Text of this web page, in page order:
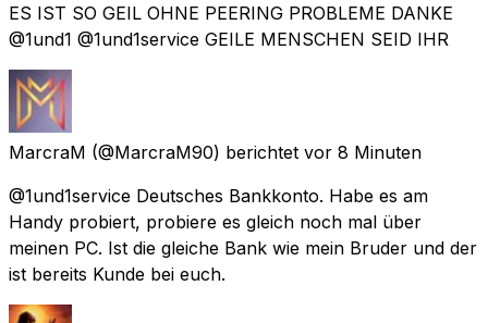
ES IST SO GEIL OHNE PEERING PROBLEME DANKE
@1und1 @1und1service GEILE MENSCHEN SEID IHR
MarcraM (@MarcraM90) berichtet vor 8 Minuten
@1und1service Deutsches Bankkonto. Habe es am
Handy probiert, probiere es gleich noch mal über
meinen PC. Ist die gleiche Bank wie mein Bruder und der
ist bereits Kunde bei euch.